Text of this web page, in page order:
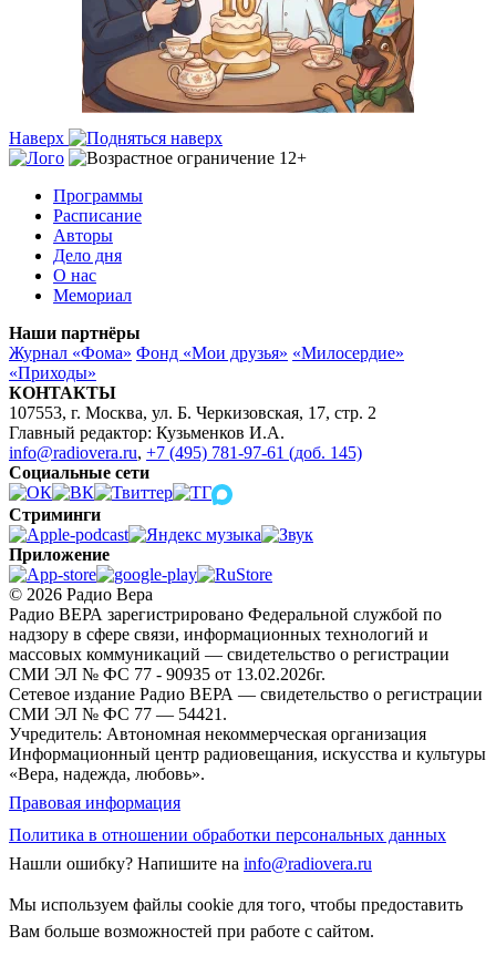
Наверх
Программы
Расписание
Авторы
Дело дня
О нас
Мемориал
Наши партнёры
Журнал «Фома» Фонд «Мои друзья» «Милосердие»
«Приходы»
КОНТАКТЫ
107553, г. Москва, ул. Б. Черкизовская, 17, стр. 2
Главный редактор: Кузьменков И.А.
info@radiovera.ru, +7 (495) 781-97-61 (доб. 145)
Социальные сети
Стриминги
Приложение
© 2026 Радио Вера
Радио ВЕРА зарегистрировано Федеральной службой по
надзору в сфере связи, информационных технологий и
массовых коммуникаций — свидетельство о регистрации
СМИ ЭЛ № ФС 77 - 90935 от 13.02.2026г.
Сетевое издание Радио ВЕРА — свидетельство о регистрации
СМИ ЭЛ № ФС 77 — 54421.
Учредитель: Автономная некоммерческая организация
Информационный центр радиовещания, искусства и культуры
«Вера, надежда, любовь».
Правовая информация
Политика в отношении обработки персональных данных
Нашли ошибку? Напишите на info@radiovera.ru
Мы используем файлы cookie для того, чтобы предоставить
Вам больше возможностей при работе с сайтом.